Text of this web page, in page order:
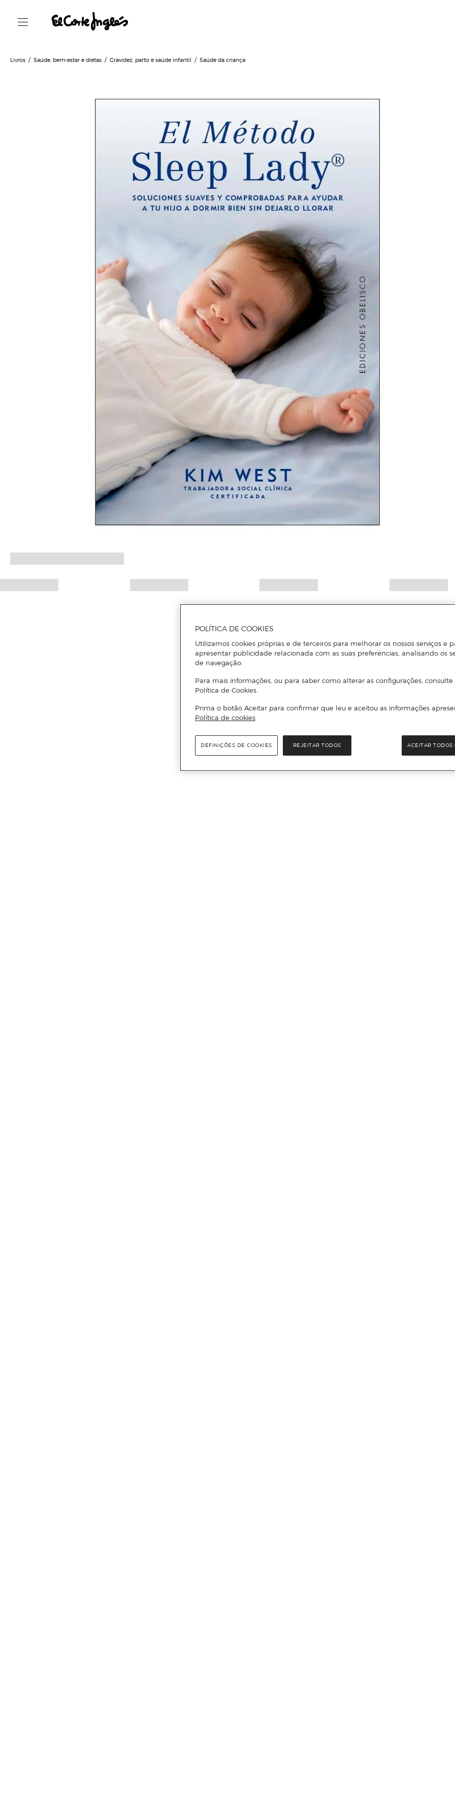
Livros Saúde, bem-estar e dietas Gravidez, parto e saúde infantil Saúde da criança
POLÍTICA DE COOKIES
Utilizamos cookies próprias e de terceiros para melhorar os nossos serviços e
apresentar publicidade relacionada com as suas preferências, analisando os
de navegação.
Para mais informações, ou para saber como alterar as configurações, consulte
Política de Cookies.
Prima o botão Aceitar para confirmar que leu e aceitou as informações
Política de cookies
REJEITAR TODOS ACEITAR TODOS
DEFINIÇÕES DE COOKIES